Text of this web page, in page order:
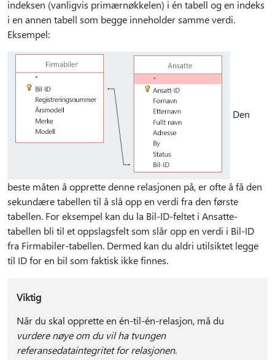
indeksen (vanligvis primærnøkkelen) i én tabell og en indeks
i en annen tabell som begge inneholder samme verdi.
Eksempel:
Den
beste måten å opprette denne relasjonen på, er ofte å få den
sekundære tabellen til å slå opp en verdi fra den første
tabellen. For eksempel kan du la Bil-ID-feltet i Ansatte-
tabellen bli til et oppslagsfelt som slår opp en verdi i Bil-ID
fra Firmabiler-tabellen. Dermed kan du aldri utilsiktet legge
til ID for en bil som faktisk ikke finnes.
Viktig
Når du skal opprette en én-til-én-relasjon, må du
vurdere nøye om du vil ha tvungen
referansedataintegritet for relasjonen.